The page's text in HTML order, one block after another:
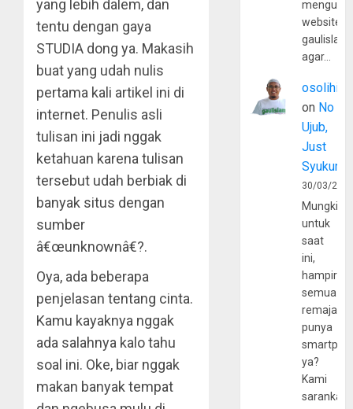
yang lebih dalem, dan
tentu dengan gaya
STUDIA dong ya. Makasih
buat yang udah nulis
pertama kali artikel ini di
internet. Penulis asli
tulisan ini jadi nggak
ketahuan karena tulisan
tersebut udah berbiak di
banyak situs dengan
sumber
â€œunknownâ€?.
Oya, ada beberapa
penjelasan tentang cinta.
Kamu kayaknya nggak
ada salahnya kalo tahu
soal ini. Oke, biar nggak
makan banyak tempat
website
agar…
osolihin
on No
Ujub,
Just
Syukur
30/03/
Mungkin
untuk
saat
ini,
hampir
semua
remaja
punya
ya?
Kami
sarankan,